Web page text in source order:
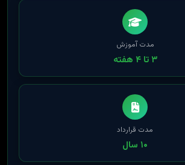
مدت آموزش
۳ تا ۴ هفته
مدت قرارداد
۱۰ سال